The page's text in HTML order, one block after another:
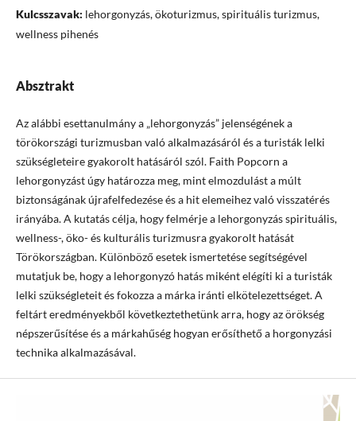
Kulcsszavak: lehorgonyzás, ökoturizmus, spirituális turizmus,
wellness pihenés
Absztrakt
Az alábbi esettanulmány a „lehorgonyzás” jelenségének a
törökországi turizmusban való alkalmazásáról és a turisták lelki
szükségleteire gyakorolt hatásáról szól. Faith Popcorn a
lehorgonyzást úgy határozza meg, mint elmozdulást a múlt
biztonságának újrafelfedezése és a hit elemeihez való visszatérés
irányába. A kutatás célja, hogy felmérje a lehorgonyzás spirituális,
wellness-, öko- és kulturális turizmusra gyakorolt hatását
Törökországban. Különböző esetek ismertetése segítségével
mutatjuk be, hogy a lehorgonyzó hatás miként elégíti ki a turisták
lelki szükségleteit és fokozza a márka iránti elkötelezettséget. A
feltárt eredményekből következtethetünk arra, hogy az örökség
népszerűsítése és a márkahűség hogyan erősíthető a horgonyzási
technika alkalmazásával.